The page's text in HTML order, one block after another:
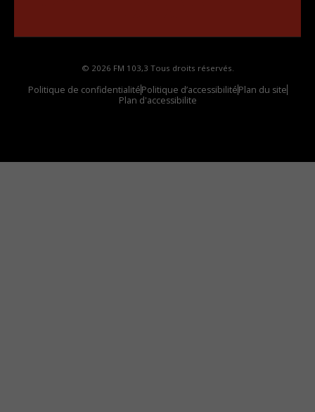
© 2026 FM 103,3 Tous droits réservés.
Politique de confidentialitéPolitique d’accessibilitéPlan du site
Plan d'accessibilite